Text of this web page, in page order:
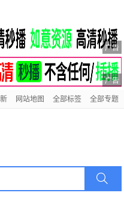
广告
广告
网站地图 全部标签 全部专题